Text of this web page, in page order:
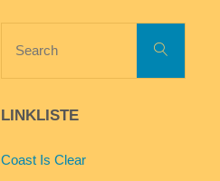
Search
LINKLISTE
Coast Is Clear